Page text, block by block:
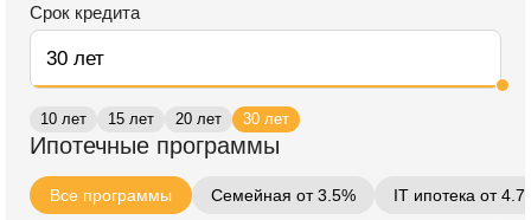
Срок кредита
10 лет 15 лет 20 лет 30 лет
Ипотечные программы
Все программы Семейная от 3.5% IT ипотека от